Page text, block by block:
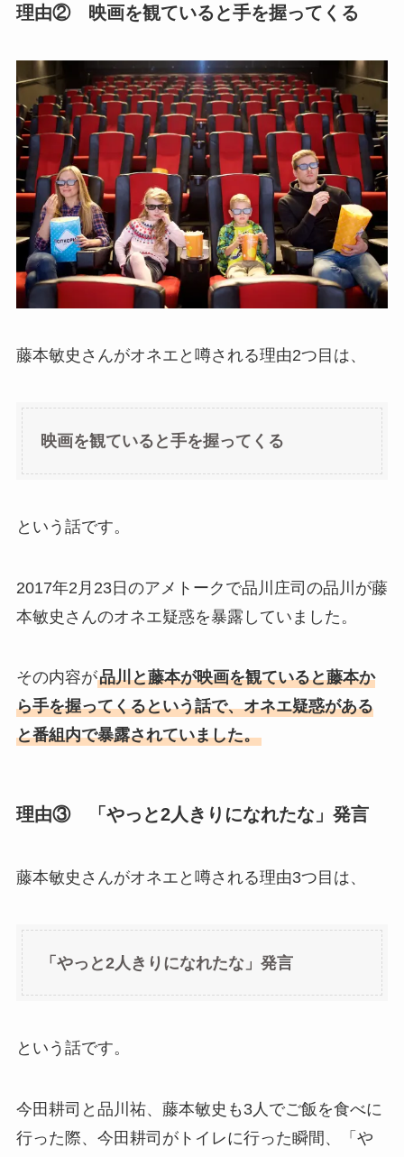
理由② 映画を観ていると手を握ってくる
藤本敏史さんがオネエと噂される理由2つ目は、
映画を観ていると手を握ってくる
という話です。
2017年2月23日のアメトークで品川庄司の品川が藤
本敏史さんのオネエ疑惑を暴露していました。
その内容が品川と藤本が映画を観ていると藤本か
ら手を握ってくるという話で、オネエ疑惑がある
と番組内で暴露されていました。
理由③ 「やっと2人きりになれたな」発言
藤本敏史さんがオネエと噂される理由3つ目は、
「やっと2人きりになれたな」発言
という話です。
今田耕司と品川祐、藤本敏史も3人でご飯を食べに
行った際、今田耕司がトイレに行った瞬間、「や